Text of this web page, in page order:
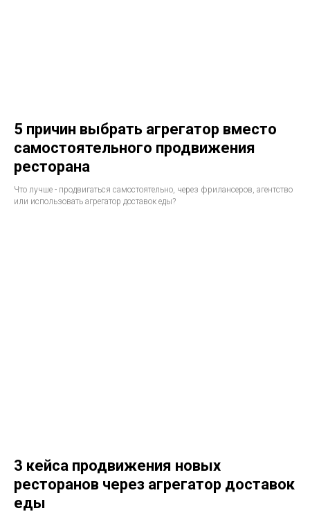
5 причин выбрать агрегатор вместо
самостоятельного продвижения
ресторана
Что лучше - продвигаться самостоятельно, через фрилансеров, агентство
или использовать агрегатор доставок еды?
3 кейса продвижения новых
ресторанов через агрегатор доставок
еды